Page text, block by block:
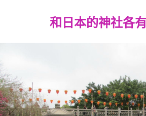
和日本的神社各